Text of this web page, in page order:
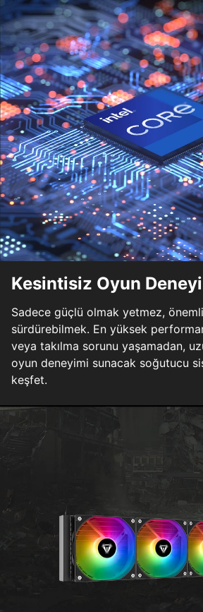
Kesintisiz Oyun
Sadece güçlü olmak yetmez,
sürdürebilmek. En yüksek
veya takılma sorunu yaşamadan,
oyun deneyimi sunacak soğutucu
keşfet.